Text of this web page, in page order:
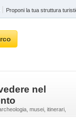
Proponi la tua struttura
nel
musei, itinerari,